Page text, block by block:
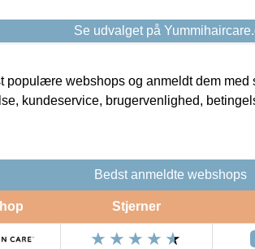
Se udvalget på
populære webshops og anmeldt dem med
kundeservice, brugervenlighed,
Bedst anmeldte webshops
Stjerner